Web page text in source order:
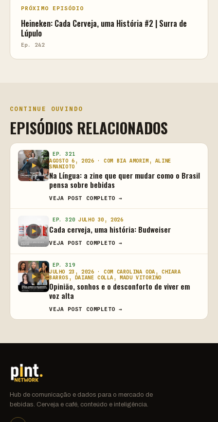
PRÓXIMO EPISÓDIO
Heineken: Cada Cerveja, uma História #2 | Surra de
Lúpulo
Ep. 242
CONTINUE OUVINDO
EPISÓDIOS RELACIONADOS
EP. 321
AGOSTO 6, 2026 · COM BIA AMORIM, ALINE
SMANIOTO
Na Língua: a zine que quer mudar como o Brasil
pensa sobre bebidas
VEJA POST COMPLETO →
EP. 320 JULHO 30, 2026
Cada cerveja, uma história: Budweiser
VEJA POST COMPLETO →
EP. 319
JULHO 23, 2026 · COM CAROLINA ODA, CHIARA
BARROS, DAIANE COLLA, MADU VITORINO
Opinião, sonhos e o desconforto de viver em
voz alta
VEJA POST COMPLETO →
Hub de comunicação e dados para o mercado de
bebidas. Cerveja e café, conteúdo e inteligência.